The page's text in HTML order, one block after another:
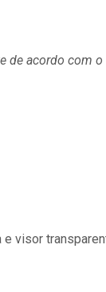
de acordo com o
visor